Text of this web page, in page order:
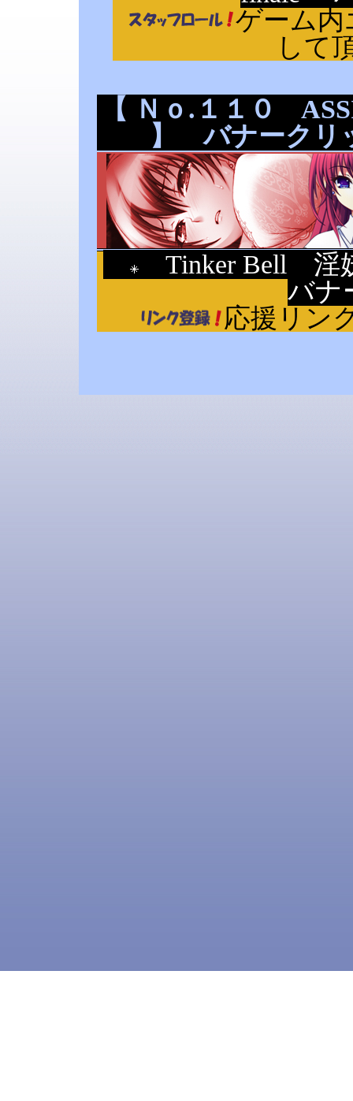
ゲーム内
して
【 Ｎｏ.１１０
】 バナークリ
Tinker Bell 淫
バ
応援リン